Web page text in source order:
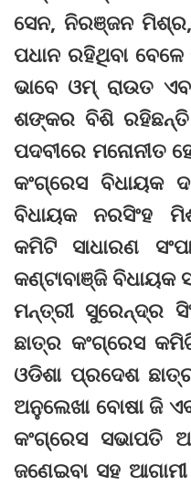
ସେନ, ନିରଞ୍ଜନ
ପଧାନ ରହିଥିବା
ଭାବେ ଓମ୍‌ ରାଉତ
ଶଙ୍କର ବିଶି
ପଦବୀରେ ମନୋନୀତ
କଂଗ୍ରେସ ବିଧାୟକ
ବିଧାୟକ ନରସିଂହ
କମିଟି ସାଧାରଣ
କଣ୍ଟାବାଞ୍ଜି ବିଧାୟକ
ମନ୍ତ୍ରୀ ସୁରେନ୍ଦ୍ର
ଛାତ୍ର କଂଗ୍ରେସ
ଓଡିଶା ପ୍ରଦେଶ
ଅନୁଲେଖା ବୋଷା ଜି
କଂଗ୍ରେସ ସଭାପତି
ଜଣେଇବା ସହ